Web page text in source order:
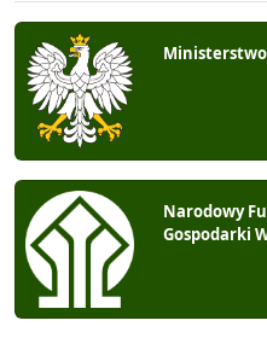
Narodowy
Gospodarki